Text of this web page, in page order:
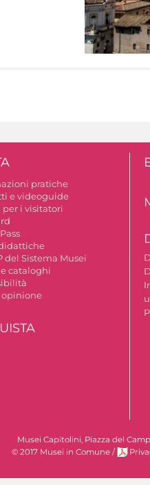
pratiche
e videoguide
per i visitatori
del Sistema Musei
cataloghi
opinione
Musei Capitolini, Piazza del
© 2017 Musei in Comune /